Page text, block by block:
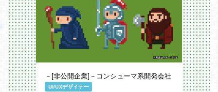
－[非公開企業]－コンシューマ系開発会社
UI/UXデザイナー